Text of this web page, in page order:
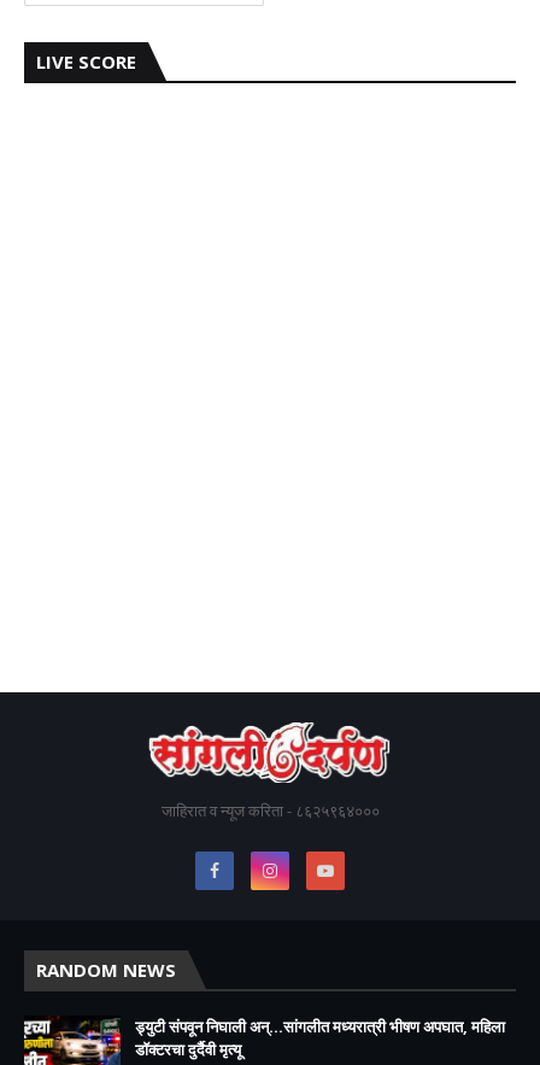
LIVE SCORE
जाहिरात व न्यूज करिता - ८६२५९६४०००
RANDOM NEWS
ड्युटी संपवून निघाली अन्...सांगलीत मध्यरात्री भीषण अपघात, महिला
डॉक्टरचा दुर्दैवी मृत्यू